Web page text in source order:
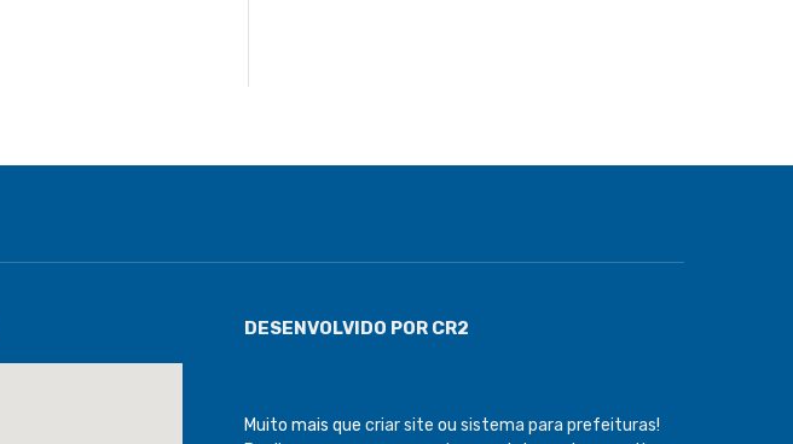
DESENVOLVIDO POR CR2
Muito mais que criar site ou sistema para prefeituras!